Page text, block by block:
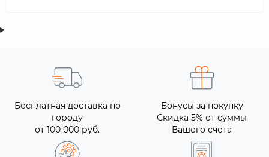
Бесплатная доставка по
городу
от 100 000 руб.
Бонусы за покупку
Скидка 5% от суммы
Вашего счета